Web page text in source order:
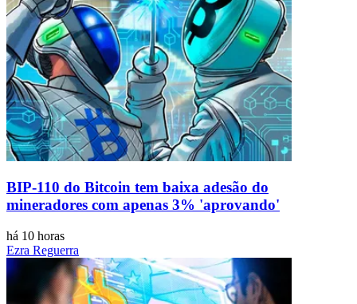
BIP-110 do Bitcoin tem baixa adesão do
mineradores com apenas 3% 'aprovando'
há 10 horas
Ezra Reguerra